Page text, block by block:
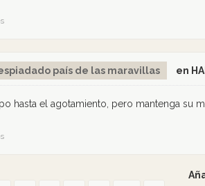
país de las maravillas en
hasta el agotamiento, pero mantenga su